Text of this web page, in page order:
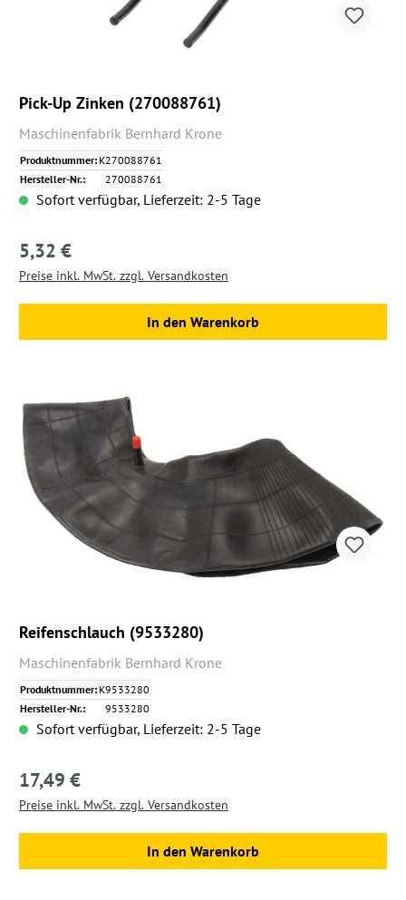
Pick-Up Zinken (270088761)
Maschinenfabrik Bernhard Krone
Produktnummer: K270088761
Hersteller-Nr.:
270088761
Sofort verfügbar, Lieferzeit: 2-5 Tage
Regulärer Preis:
5,32 €
Preise inkl. MwSt. zzgl. Versandkosten
In den Warenkorb
Reifenschlauch (9533280)
Maschinenfabrik Bernhard Krone
Produktnummer: K9533280
Hersteller-Nr.:
9533280
Sofort verfügbar, Lieferzeit: 2-5 Tage
Regulärer Preis:
17,49 €
Preise inkl. MwSt. zzgl. Versandkosten
In den Warenkorb